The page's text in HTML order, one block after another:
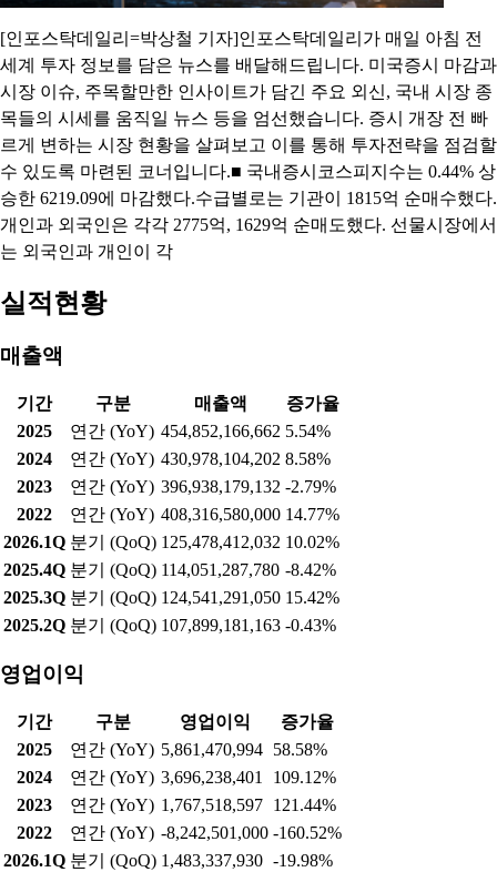
[인포스탁데일리=박상철 기자]인포스탁데일리가 매일 아침 전
세계 투자 정보를 담은 뉴스를 배달해드립니다. 미국증시 마감과
시장 이슈, 주목할만한 인사이트가 담긴 주요 외신, 국내 시장 종
목들의 시세를 움직일 뉴스 등을 엄선했습니다. 증시 개장 전 빠
르게 변하는 시장 현황을 살펴보고 이를 통해 투자전략을 점검할
수 있도록 마련된 코너입니다.■ 국내증시코스피지수는 0.44% 상
승한 6219.09에 마감했다.수급별로는 기관이 1815억 순매수했다.
개인과 외국인은 각각 2775억, 1629억 순매도했다. 선물시장에서
는 외국인과 개인이 각
실적현황
매출액
기간 구분 매출액
증가율
2025
연간 (YoY) 454,852,166,662 5.54%
2024
연간 (YoY) 430,978,104,202 8.58%
2023
연간 (YoY) 396,938,179,132 -2.79%
2022
연간 (YoY) 408,316,580,000 14.77%
2026.1Q 분기 (QoQ) 125,478,412,032 10.02%
2025.4Q 분기 (QoQ) 114,051,287,780 -8.42%
2025.3Q 분기 (QoQ) 124,541,291,050 15.42%
2025.2Q 분기 (QoQ) 107,899,181,163 -0.43%
영업이익
기간 구분 영업이익
증가율
2025
연간 (YoY) 5,861,470,994 58.58%
2024
연간 (YoY) 3,696,238,401
109.12%
2023
연간 (YoY) 1,767,518,597 121.44%
2022
연간 (YoY) -8,242,501,000 -160.52%
2026.1Q 분기 (QoQ) 1,483,337,930 -19.98%